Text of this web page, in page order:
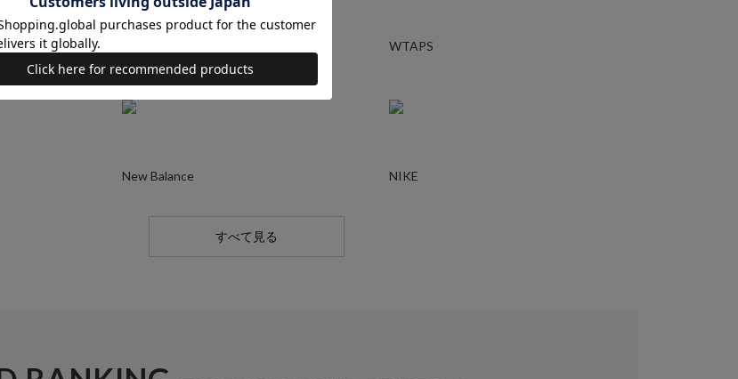
WTAPS
New Balance NIKE
すべて見る